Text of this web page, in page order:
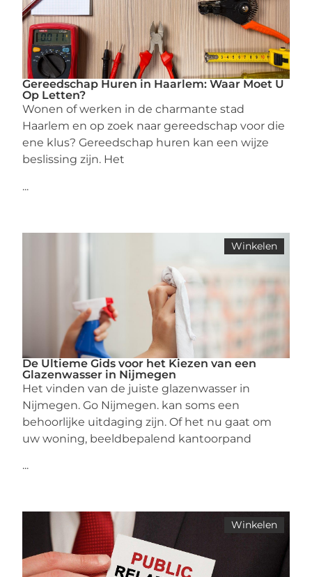
Gereedschap Huren in Haarlem: Waar Moet U
Op Letten?
Wonen of werken in de charmante stad
Haarlem en op zoek naar gereedschap voor die
ene klus? Gereedschap huren kan een wijze
beslissing zijn. Het
...
Winkelen
De Ultieme Gids voor het Kiezen van een
Glazenwasser in Nijmegen
Het vinden van de juiste glazenwasser in
Nijmegen. Go Nijmegen. kan soms een
behoorlijke uitdaging zijn. Of het nu gaat om
uw woning, beeldbepalend kantoorpand
...
Winkelen